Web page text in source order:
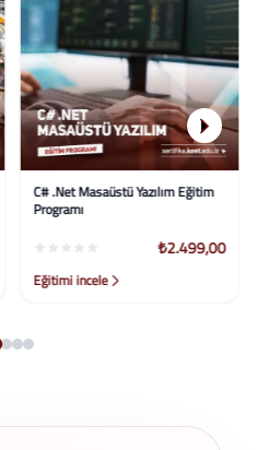
C# .Net Masaüstü Yazılım Eğitim
Programı
₺2.499,00
Eğitimi incele